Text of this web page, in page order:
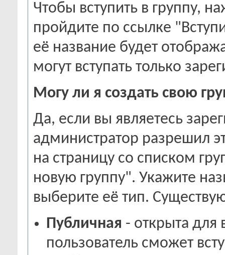
Чтобы вступить в группу,
пройдите по ссылке
её название будет
могут вступать только
Могу ли я создать свою
Да, если вы являетесь
администратор разрешил
на страницу со списком
новую группу". Укажите
выберите её тип.
Публичная - открыта для
пользователь сможет